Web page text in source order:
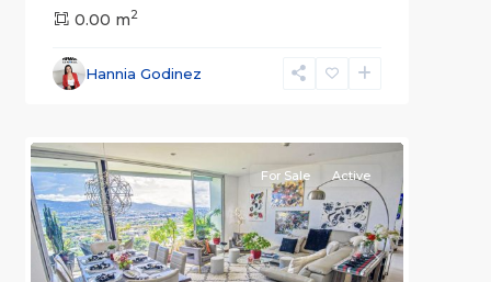
0.00 m2
Hannia Godinez
San
José
Previous Next
For Sale Active